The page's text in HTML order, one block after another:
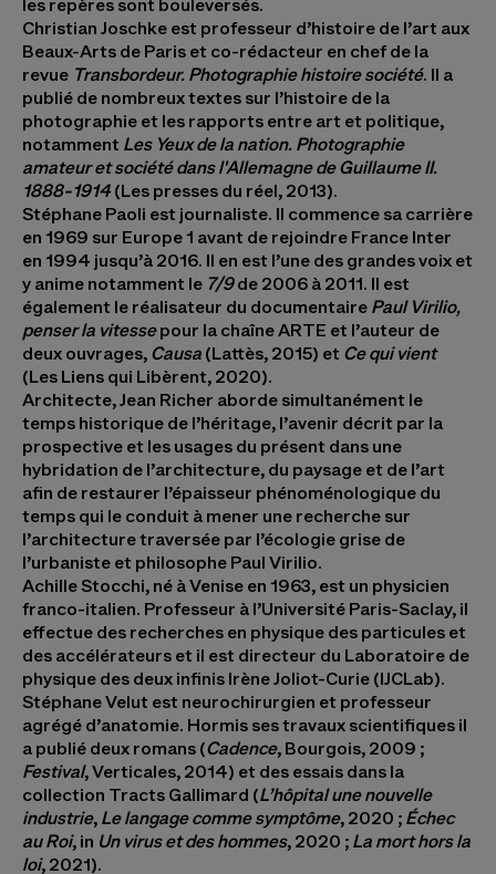
les repères sont bouleversés.
Christian Joschke est professeur d’histoire de l’art aux
Beaux-Arts de Paris et co-rédacteur en chef de la
revue Transbordeur. Photographie histoire société. Il a
publié de nombreux textes sur l’histoire de la
photographie et les rapports entre art et politique,
notamment Les Yeux de la nation. Photographie
amateur et société dans l'Allemagne de Guillaume II.
1888-1914(Les presses du réel, 2013).
Stéphane Paoli est journaliste. Il commence sa carrière
en 1969 sur Europe 1 avant de rejoindre France Inter
en 1994 jusqu’à 2016. Il en est l’une des grandes voix et
y anime notamment le 7/9de 2006 à 2011. Il est
également le réalisateur du documentaire Paul Virilio,
penser la vitessepour la chaîne ARTE et l’auteur de
deux ouvrages, Causa (Lattès, 2015) et Ce qui vient
(Les Liens qui Libèrent, 2020).
Architecte,Jean Richer aborde simultanément le
temps historique de l’héritage, l’avenir décrit par la
prospective et les usages du présent dans une
hybridation de l’architecture, du paysage et de l’art
afin de restaurer l’épaisseur phénoménologique du
temps qui le conduit à mener une recherche sur
l’architecture traversée par l’écologie grise de
l’urbaniste et philosophe Paul Virilio.
Achille Stocchi, né à Venise en 1963, est un physicien
franco-italien. Professeur à l’Université Paris-Saclay, il
effectue des recherches en physique des particules et
des accélérateurs et il est directeur du Laboratoire de
physique des deux infinis Irène Joliot-Curie (IJCLab).
Stéphane Velut est neurochirurgien et professeur
agrégé d’anatomie. Hormis ses travaux scientifiques il
a publié deux romans (Cadence, Bourgois, 2009 ;
Festival, Verticales, 2014) et des essais dans la
collection Tracts Gallimard (L’hôpital une nouvelle
industrie, Le langage comme symptôme, 2020 ; Échec
au Roi, in Un virus et des hommes, 2020 ; La mort hors la
loi, 2021).